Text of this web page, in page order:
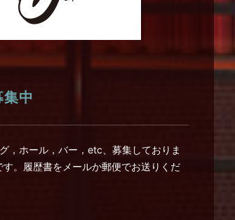
集中
，ホール，バー，etc、募集しておりま
す。履歴書をメールか郵便でお送りくだ